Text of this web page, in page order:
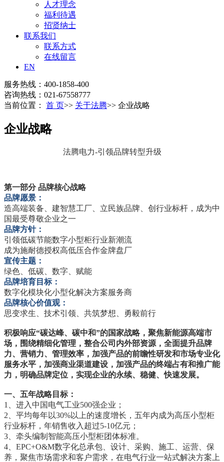
人才理念
福利待遇
招贤纳士
联系我们
联系方式
在线留言
EN
服务热线：400-1858-400
咨询热线：021-67558777
当前位置：
首 页>> 关于法腾>> 企业战略
企业战略
法腾电力-引领品牌转型升级
第一部分 品牌核心战略
品牌愿景：
造高端装备、建智慧工厂、立民族品牌、创行业标杆，成为中
国最受尊敬企业之一
品牌方针：
引领低碳节能数字小型柜行业新潮流
成为施耐德授权高低压合作金牌盘厂
宣传主题：
绿色、低碳、数字、赋能
品牌培育目标：
数字化模块化小型化解决方案服务商
品牌核心价值观：
思变求生、技术引领、共筑梦想、勇毅前行
积极响应“碳达峰、碳中和”的国家战略，聚焦新能源高端市
场，围绕精细化管理，整合公司内外部资源，全面提升品牌
力、营销力、管理效率，加强产品的前瞻性研发和市场专业化
服务水平，加强商业渠道建设，加强产品的终端占有和推广能
力，明确品牌定位，实现企业的永续、稳健、快速发展。
一、五年战略目标：
1、进入中国电气工业500强企业；
2、平均每年以30%以上的速度增长，五年内成为高压小型柜
行业标杆，年销售收入超过5-10亿元；
3、牵头编制智能高压小型柜团体标准。
4、 EPC+O&M数字化总承包、设计、采购、施工、运营、保
养 ，聚焦市场需求和客户需求，在电气行业一站式解决方案上